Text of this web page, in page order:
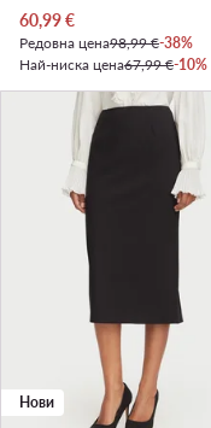
Актуална цена
60,99€
Редовна цена98,99 €-38%
Най-ниска цена67,99 €-10%
Нови